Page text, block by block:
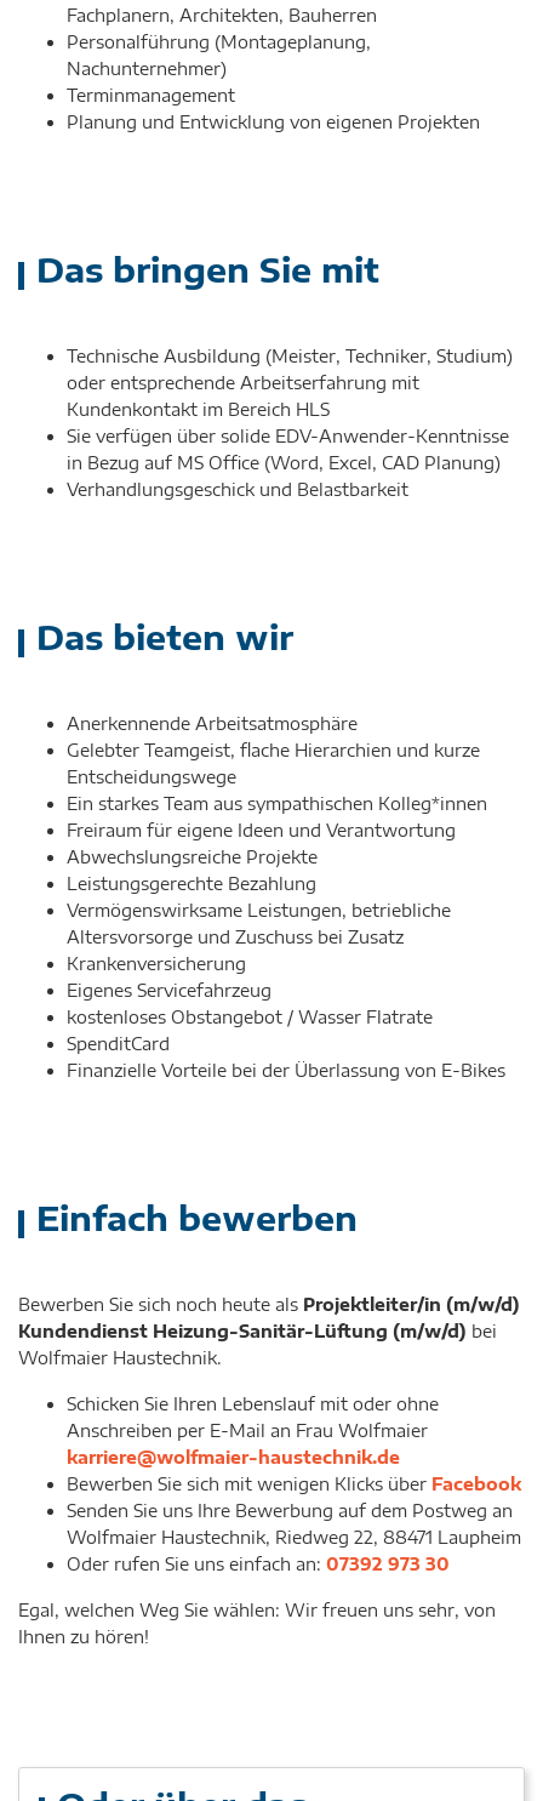
Fachplanern, Architekten, Bauherren
Personalführung (Montageplanung,
Nachunternehmer)
Terminmanagement
Planung und Entwicklung von eigenen Projekten
Das bringen Sie mit
Technische Ausbildung (Meister, Techniker, Studium)
oder entsprechende Arbeitserfahrung mit
Kundenkontakt im Bereich HLS
Sie verfügen über solide EDV-Anwender-Kenntnisse
in Bezug auf MS Office (Word, Excel, CAD Planung)
Verhandlungsgeschick und Belastbarkeit
Das bieten wir
Anerkennende Arbeitsatmosphäre
Gelebter Teamgeist, flache Hierarchien und kurze
Entscheidungswege
Ein starkes Team aus sympathischen Kolleg*innen
Freiraum für eigene Ideen und Verantwortung
Abwechslungsreiche Projekte
Leistungsgerechte Bezahlung
Vermögenswirksame Leistungen, betriebliche
Altersvorsorge und Zuschuss bei Zusatz
Krankenversicherung
Eigenes Servicefahrzeug
kostenloses Obstangebot / Wasser Flatrate
SpenditCard
Finanzielle Vorteile bei der Überlassung von E-Bikes
Einfach bewerben
Bewerben Sie sich noch heute als Projektleiter/in (m/w/d)
Kundendienst Heizung-Sanitär-Lüftung (m/w/d) bei
Wolfmaier Haustechnik.
Schicken Sie Ihren Lebenslauf mit oder ohne
Anschreiben per E-Mail an Frau Wolfmaier
karriere@wolfmaier-haustechnik.de
Bewerben Sie sich mit wenigen Klicks über Facebook
Senden Sie uns Ihre Bewerbung auf dem Postweg an
Wolfmaier Haustechnik, Riedweg 22, 88471 Laupheim
Oder rufen Sie uns einfach an: 07392 973 30
Egal, welchen Weg Sie wählen: Wir freuen uns sehr, von
Ihnen zu hören!